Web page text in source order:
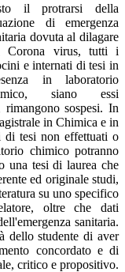
il protrarsi della
di emergenza
dovuta al dilagare
Corona virus, tutti i
e internati di tesi in
in laboratorio
siano essi
sospesi. In
in Chimica e in
tesi non effettuati o
chimico potranno
una tesi di laurea che
ed originale studi,
su uno specifico
oltre che dati
sanitaria.
dello studente di aver
concordato e di
critico e propositivo.